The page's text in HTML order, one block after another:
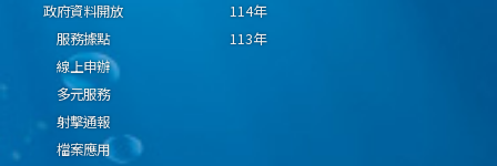
政府資料開放
服務據點
線上申辦
多元服務
射擊通報
檔案應用
114年
113年